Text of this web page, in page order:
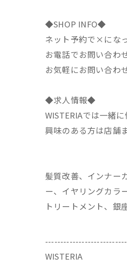
◆SHOP INFO◆
ネット予約で×にな
お電話でお問い合わ
お気軽にお問い合わ
◆求人情報◆
WISTERIAでは一緒
興味のある方は店舗
髪質改善、インナー
ー、イヤリングカラ
トリートメント、銀
WISTERIA